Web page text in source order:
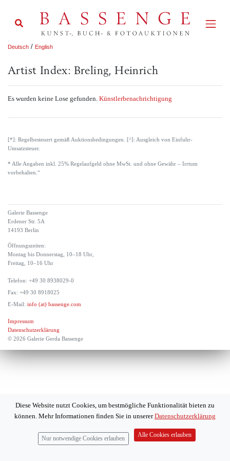
Deutsch / English
Artist Index: Breling, Heinrich
Es wurden keine Lose gefunden. Künstlerbenachrichtigung
[*]: Regelbesteuert gemäß Auktionsbedingungen. [^]: Ausgleich von Einfuhr-
Umsatzsteuer.
* Alle Angaben inkl. 25% Regelaufgeld ohne MwSt. und ohne Gewähr – Irrtum
vorbehalten.“
Galerie Bassenge
Erdener Str. 5A
14193 Berlin
Öffnungszeiten:
Montag bis Donnerstag, 10–18 Uhr,
Freitag, 10–16 Uhr
Telefon: +49 30 8938029-0
Fax: +49 30 8918025
E-Mail: info (at) bassenge.com
Impressum
Datenschutzerklärung
© 2026 Galerie Gerda Bassenge
Diese Website nutzt Cookies, um bestmögliche Funktionalität bieten zu
können. Mehr Informationen finden Sie in unsererDatenschutzerklärung
Nur notwendige Cookies erlauben
Alle Cookies erlauben